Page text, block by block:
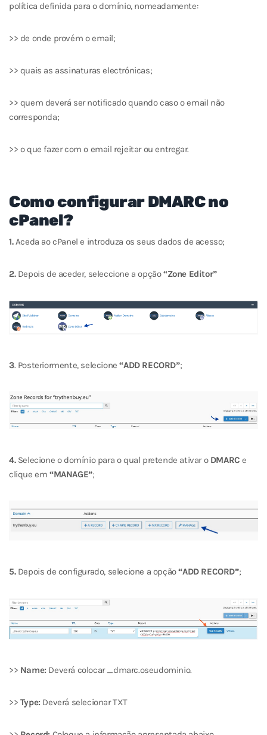
política definida para o domínio, nomeadamente:
>> de onde provém o email;
>> quais as assinaturas electrónicas;
>> quem deverá ser notificado quando caso o email não
corresponda;
>> o que fazer com o email rejeitar ou entregar.
Como configurar DMARC no
cPanel?
1.Aceda ao cPanel e introduza os seus dados de acesso;
2.Depois de aceder, seleccione a opção“Zone Editor”
3. Posteriormente, selecione“ADD RECORD”;
4.Selecione o domínio para o qual pretende ativar oDMARC e
clique em “MANAGE”;
5.Depois de configurado, selecione a opção“ADD RECORD”;
>> Name: Deverá colocar _dmarc.oseudominio.
>> Type: Deverá selecionar TXT